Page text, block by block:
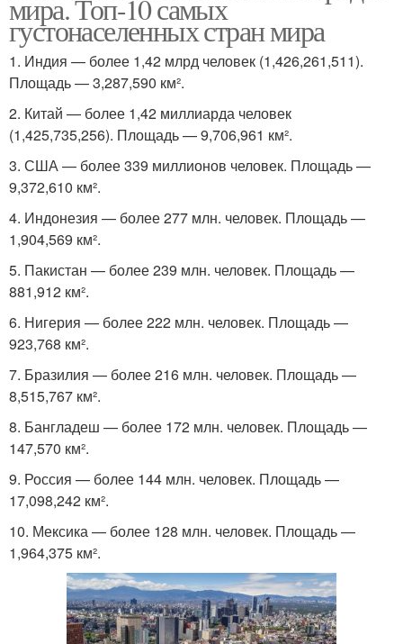
мира. Топ-10 самых
густонаселенных стран мира
1. Индия — более 1,42 млрд человек (1,426,261,511).
Площадь — 3,287,590 км².
2. Китай — более 1,42 миллиарда человек
(1,425,735,256). Площадь — 9,706,961 км².
3. США — более 339 миллионов человек. Площадь —
9,372,610 км².
4. Индонезия — более 277 млн. человек. Площадь —
1,904,569 км².
5. Пакистан — более 239 млн. человек. Площадь —
881,912 км².
6. Нигерия — более 222 млн. человек. Площадь —
923,768 км².
7. Бразилия — более 216 млн. человек. Площадь —
8,515,767 км².
8. Бангладеш — более 172 млн. человек. Площадь —
147,570 км².
9. Россия — более 144 млн. человек. Площадь —
17,098,242 км².
10. Мексика — более 128 млн. человек. Площадь —
1,964,375 км².